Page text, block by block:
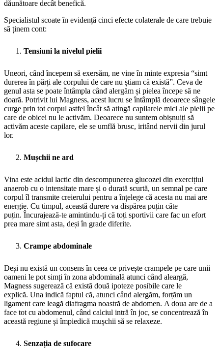
dăunătoare decât benefică.
Specialistul scoate în evidență cinci efecte colaterale de care trebuie
să ținem cont:
Tensiuni la nivelul pielii
Uneori, când începem să exersăm, ne vine în minte expresia “simt
durerea în părți ale corpului de care nu știam că există”. Ceva de
genul asta se poate întâmpla când alergăm și pielea începe să ne
doară. Potrivit lui Magness, acest lucru se întâmplă deoarece sângele
curge prin tot corpul astfel încât să atingă capilarele mici ale pielii pe
care de obicei nu le activăm. Deoarece nu suntem obișnuiți să
activăm aceste capilare, ele se umflă brusc, iritând nervii din jurul
lor.
Mușchii ne ard
Vina este acidul lactic din descompunerea glucozei din exercițiul
anaerob cu o intensitate mare și o durată scurtă, un semnal pe care
corpul îl transmite creierului pentru a înțelege că acesta nu mai are
energie. Cu timpul, această durere va dispărea puțin câte
puțin. Încurajează-te amintindu-ți că toți sportivii care fac un efort
prea mare simt asta, deși în grade diferite.
Crampe abdominale
Deși nu există un consens în ceea ce privește crampele pe care unii
oameni le pot simți în zona abdominală atunci când aleargă,
Magness sugerează că există două ipoteze posibile care le
explică. Una indică faptul că, atunci când alergăm, forțăm un
ligament care leagă diafragma noastră de abdomen. A doua are de a
face tot cu abdomenul, când calciul intră în joc, se concentrează în
această regiune și împiedică mușchii să se relaxeze.
Senzația de sufocare